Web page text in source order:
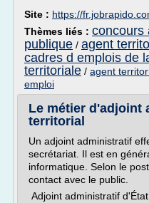
Site : https://
Thèmes liés : concours
publique / agent
cadres d emplois de
territoriale / agent
emploi
Le métier d'adjoint
territorial
Un adjoint administratif
secrétariat. Il est en
informatique. Selon le
contact avec le public.
Adjoint administratif d'État